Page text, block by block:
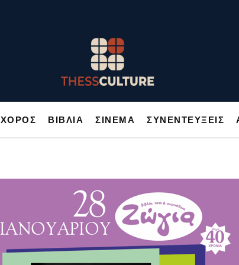
ΧΟΡΟΣ ΒΙΒΛΙΑ ΣΙΝΕΜΑ ΣΥΝΕΝΤΕΥΞΕΙΣ